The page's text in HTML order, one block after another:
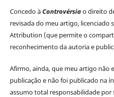
Concedo àControvérsiao direito
revisada do meu artigo, licenciado
Attribution (que permite o
reconhecimento da autoria e
Afirmo, ainda, que meu artigo não
publicação e não foi publicado na
assumo total responsabilidade